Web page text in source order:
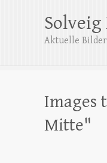
Solveig
Aktuelle
Images
Mitte"